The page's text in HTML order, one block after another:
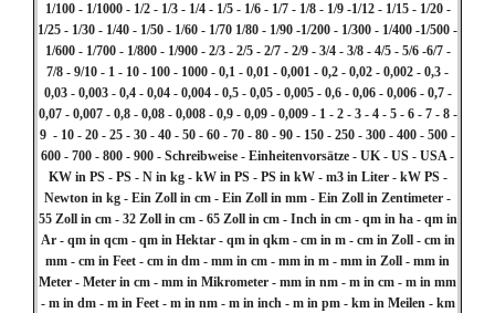
1/100 - 1/1000 - 1/2 - 1/3 - 1/4 - 1/5 - 1/6 - 1/7 - 1/8 - 1/9 -1/12 - 1/15 - 1/20 -
1/25 - 1/30 - 1/40 - 1/50 - 1/60 - 1/70 1/80 - 1/90 -1/200 - 1/300 - 1/400 -1/500 -
1/600 - 1/700 - 1/800 - 1/900 - 2/3 - 2/5 - 2/7 - 2/9 - 3/4 - 3/8 - 4/5 - 5/6 -6/7 -
7/8 - 9/10 - 1 - 10 - 100 - 1000 - 0,1 - 0,01 - 0,001 - 0,2 - 0,02 - 0,002 - 0,3 -
0,03 - 0,003 - 0,4 - 0,04 - 0,004 - 0,5 - 0,05 - 0,005 - 0,6 - 0,06 - 0,006 - 0,7 -
0,07 - 0,007 - 0,8 - 0,08 - 0,008 - 0,9 - 0,09 - 0,009 - 1 - 2 - 3 - 4 - 5 - 6 - 7 - 8 -
9 - 10 - 20 - 25 - 30 - 40 - 50 - 60 - 70 - 80 - 90 - 150 - 250 - 300 - 400 - 500 -
600 - 700 - 800 - 900 - Schreibweise - Einheitenvorsätze - UK - US - USA -
KW in PS - PS - N in kg - kW in PS - PS in kW - m3 in Liter - kW PS -
Newton in kg - Ein Zoll in cm - Ein Zoll in mm - Ein Zoll in Zentimeter -
55 Zoll in cm - 32 Zoll in cm - 65 Zoll in cm - Inch in cm - qm in ha - qm in
Ar - qm in qcm - qm in Hektar - qm in qkm - cm in m - cm in Zoll - cm in
mm - cm in Feet - cm in dm - mm in cm - mm in m - mm in Zoll - mm in
Meter - Meter in cm - mm in Mikrometer - mm in nm - m in cm - m in mm
- m in dm - m in Feet - m in nm - m in inch - m in pm - km in Meilen - km